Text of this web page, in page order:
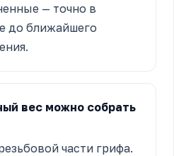
— точно в
до ближайшего
вес можно собрать
части грифа.